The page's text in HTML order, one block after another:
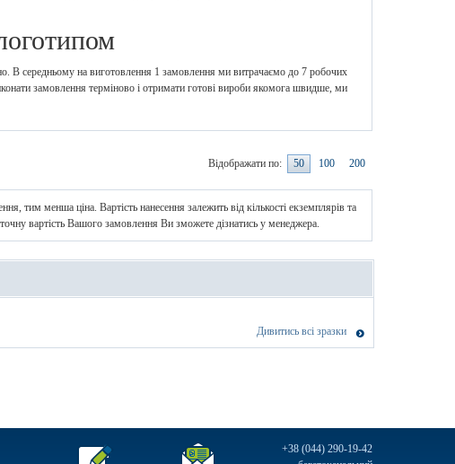
В середньому на виготовлення 1 замовлення ми витрачаємо до 7 робочих
замовлення терміново і отримати готові вироби якомога швидше, ми
Відображати по: 50 100 200
тим менша ціна. Вартість нанесення залежить від кількості екземплярів та
вартість Вашого замовлення Ви зможете дізнатись у менеджера.
Дивитись всі зразки
+38 (044) 290-19-42